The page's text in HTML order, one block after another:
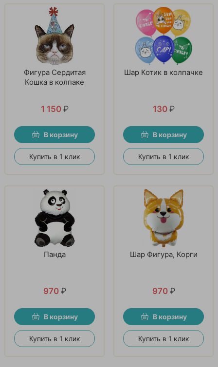
Фигура Сердитая
Кошка в колпаке
1 150 ₽
В корзину
Купить в 1 клик
Шар Котик в колпачке
130 ₽
В корзину
Купить в 1 клик
Панда
970 ₽
В корзину
Купить в 1 клик
Шар Фигура, Корги
970 ₽
В корзину
Купить в 1 клик